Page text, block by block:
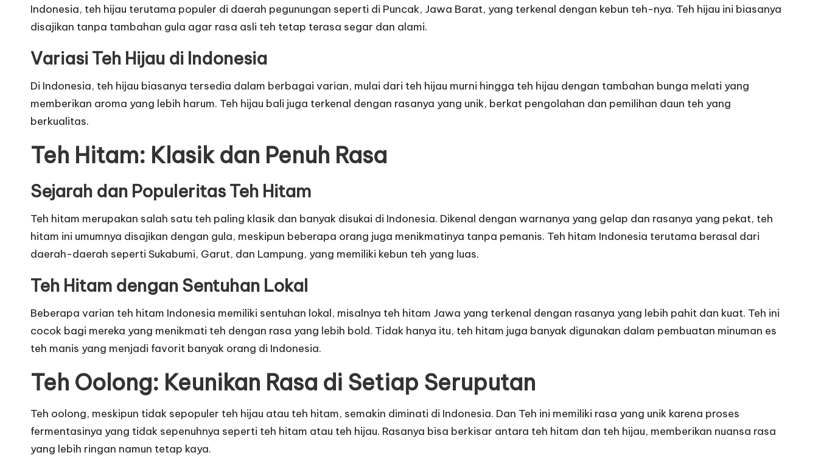
Indonesia, teh hijau terutama populer di daerah pegunungan seperti di Puncak, Jawa Barat, yang terkenal dengan kebun teh-nya. Teh hijau ini biasanya
disajikan tanpa tambahan gula agar rasa asli teh tetap terasa segar dan alami.
Variasi Teh Hijau di Indonesia
Di Indonesia, teh hijau biasanya tersedia dalam berbagai varian, mulai dari teh hijau murni hingga teh hijau dengan tambahan bunga melati yang
memberikan aroma yang lebih harum. Teh hijau bali juga terkenal dengan rasanya yang unik, berkat pengolahan dan pemilihan daun teh yang
berkualitas.
Teh Hitam: Klasik dan Penuh Rasa
Sejarah dan Populeritas Teh Hitam
Teh hitam merupakan salah satu teh paling klasik dan banyak disukai di Indonesia. Dikenal dengan warnanya yang gelap dan rasanya yang pekat, teh
hitam ini umumnya disajikan dengan gula, meskipun beberapa orang juga menikmatinya tanpa pemanis. Teh hitam Indonesia terutama berasal dari
daerah-daerah seperti Sukabumi, Garut, dan Lampung, yang memiliki kebun teh yang luas.
Teh Hitam dengan Sentuhan Lokal
Beberapa varian teh hitam Indonesia memiliki sentuhan lokal, misalnya teh hitam Jawa yang terkenal dengan rasanya yang lebih pahit dan kuat. Teh ini
cocok bagi mereka yang menikmati teh dengan rasa yang lebih bold. Tidak hanya itu, teh hitam juga banyak digunakan dalam pembuatan minuman es
teh manis yang menjadi favorit banyak orang di Indonesia.
Teh Oolong: Keunikan Rasa di Setiap Seruputan
Teh oolong, meskipun tidak sepopuler teh hijau atau teh hitam, semakin diminati di Indonesia. Dan Teh ini memiliki rasa yang unik karena proses
fermentasinya yang tidak sepenuhnya seperti teh hitam atau teh hijau. Rasanya bisa berkisar antara teh hitam dan teh hijau, memberikan nuansa rasa
yang lebih ringan namun tetap kaya.